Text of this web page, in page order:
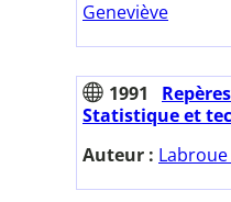
Geneviève
1991
Statistique et
Auteur :